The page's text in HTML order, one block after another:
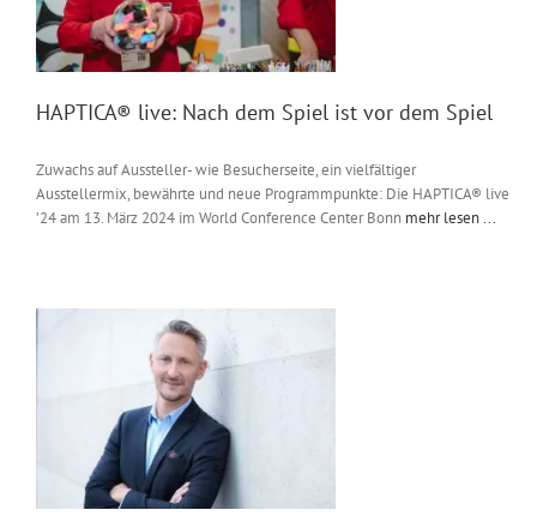
HAPTICA® live: Nach dem Spiel ist vor dem Spiel
Zuwachs auf Aussteller- wie Besucherseite, ein vielfältiger
Ausstellermix, bewährte und neue Programmpunkte: Die HAPTICA® live
’24 am 13. März 2024 im World Conference Center Bonn mehr lesen ...